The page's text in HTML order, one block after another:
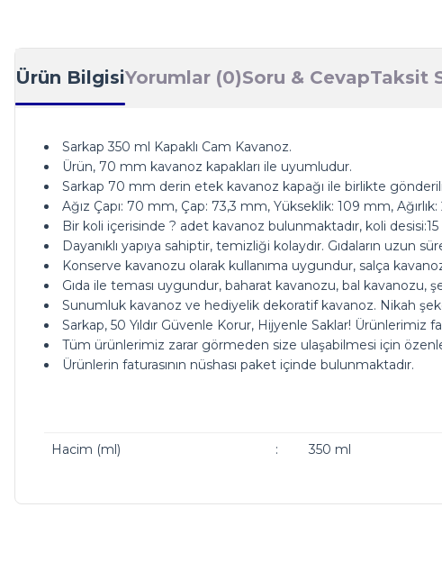
Ürün BilgisiYorumlar (0)Soru & CevapTaksit
Sarkap 350 ml Kapaklı Cam Kavanoz.
Ürün, 70 mm kavanoz kapakları ile uyumludur.
Sarkap 70 mm derin etek kavanoz kapağı ile birlikte
Ağız Çapı: 70 mm, Çap: 73,3 mm, Yükseklik: 109 mm,
Bir koli içerisinde ? adet kavanoz bulunmaktadır, koli desisi:15
Dayanıklı yapıya sahiptir, temizliği kolaydır. Gıdaların uzun
Konserve kavanozu olarak kullanıma uygundur, salça
Gıda ile teması uygundur, baharat kavanozu, bal kavanozu,
Sunumluk kavanoz ve hediyelik dekoratif kavanoz. Nikah
Sarkap, 50 Yıldır Güvenle Korur, Hijyenle Saklar!
Tüm ürünlerimiz zarar görmeden size ulaşabilmesi için
Ürünlerin faturasının nüshası paket içinde bulunmaktadır.
Hacim (ml) : 350 ml